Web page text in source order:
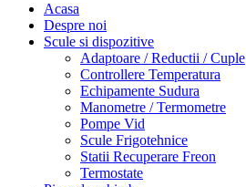
Acasa
Despre noi
Scule si dispozitive
Adaptoare / Reductii / Cuple
Controllere Temperatura
Echipamente Sudura
Manometre / Termometre
Pompe Vid
Scule Frigotehnice
Statii Recuperare Freon
Termostate